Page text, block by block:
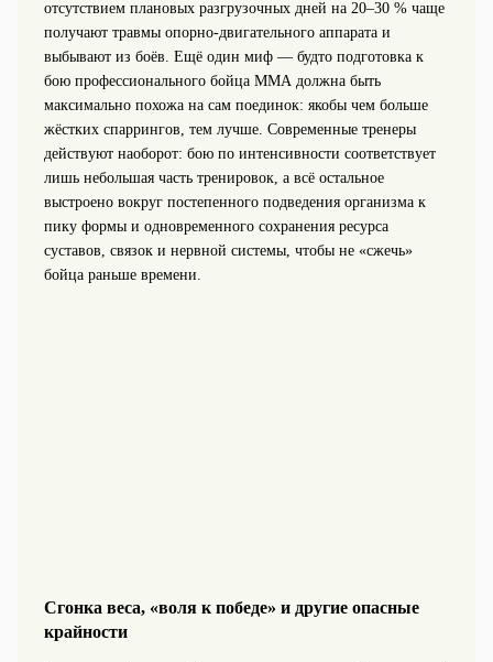
отсутствием плановых разгрузочных дней на 20–30 % чаще
получают травмы опорно‑двигательного аппарата и
выбывают из боёв. Ещё один миф — будто подготовка к
бою профессионального бойца ММА должна быть
максимально похожа на сам поединок: якобы чем больше
жёстких спаррингов, тем лучше. Современные тренеры
действуют наоборот: бою по интенсивности соответствует
лишь небольшая часть тренировок, а всё остальное
выстроено вокруг постепенного подведения организма к
пику формы и одновременного сохранения ресурса
суставов, связок и нервной системы, чтобы не «сжечь»
бойца раньше времени.
Сгонка веса, «воля к победе» и другие опасные
крайности